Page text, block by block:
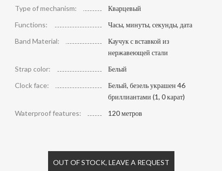
Type of mechanism:
Кварцевый
Functions:
Часы, минуты, секунды, дата
Band Material:
Каучук с вставкой из
нержавеющей стали
Strap color:
Белый
Clock face:
Белый, безель украшен 46
бриллиантами (1, 0 карат)
Waterproof features:
120 метров
OUT OF STOCK, LEAVE A REQUEST